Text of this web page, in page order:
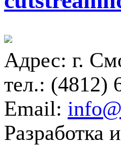
Адрес: г.
тел.: (4812)
Email:
Разработка